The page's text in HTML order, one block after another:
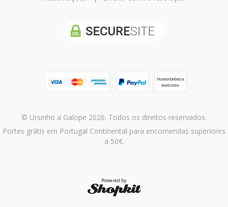
© Ursinho a Galope 2026. Todos os direitos reservados.
Portes grátis em Portugal Continental para encomendas superiores
a 50€.
Powered by